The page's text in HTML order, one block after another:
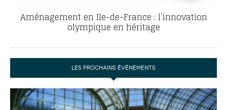
Aménagement en Ile-de-France : l’innovation
olympique en héritage
LES PROCHAINS ÉVÉNEMENTS